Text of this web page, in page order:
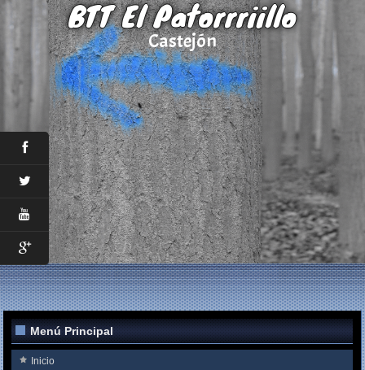
BTT El Patorrriillo
Castejón
Menú Principal
Inicio